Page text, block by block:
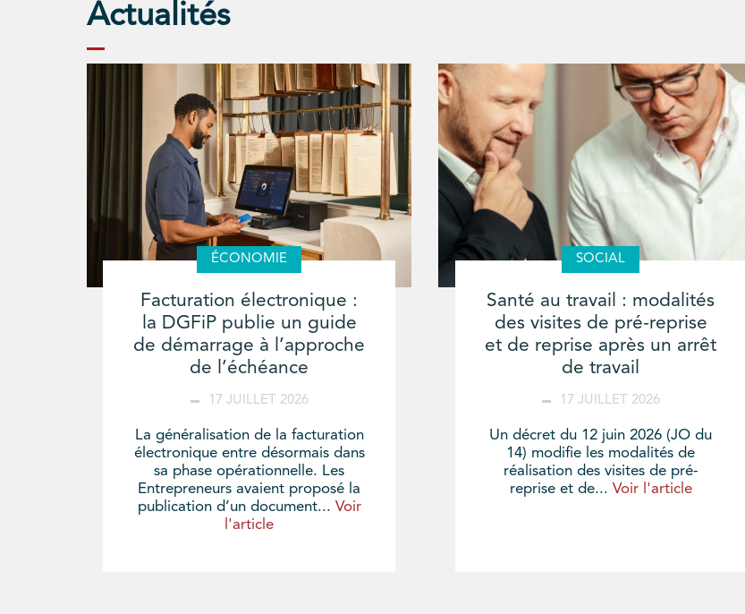
Actualités
ÉCONOMIE
Facturation électronique :
la DGFiP publie un guide
de démarrage à l’approche
de l’échéance
17 JUILLET 2026
La généralisation de la facturation
électronique entre désormais dans
sa phase opérationnelle. Les
Entrepreneurs avaient proposé la
publication d’un document... Voir
l'article
SOCIAL
Santé au travail : modalités
des visites de pré-reprise
et de reprise après un arrêt
de travail
17 JUILLET 2026
Un décret du 12 juin 2026 (JO du
14) modifie les modalités de
réalisation des visites de pré-
reprise et de... Voir l'article